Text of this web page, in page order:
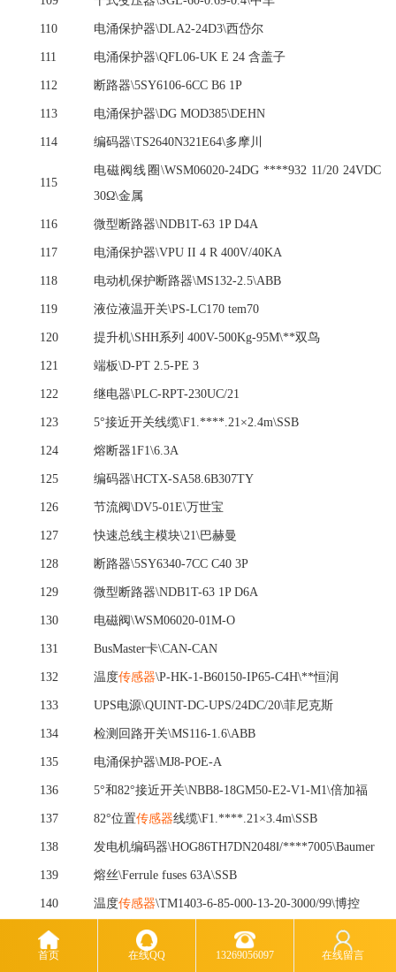
110 电涌保护器\DLA2-24D3\西岱尔
111 电涌保护器\QFL06-UK E 24 含盖子
112 断路器\5SY6106-6CC B6 1P
113 电涌保护器\DG MOD385\DEHN
114 编码器\TS2640N321E64\多摩川
115
电磁阀线圈 \WSM06020-24DG ****932 11/20 24VDC
30Ω\金属
116 微型断路器\NDB1T-63 1P D4A
117 电涌保护器\VPU II 4 R 400V/40KA
118 电动机保护断路器\MS132-2.5\ABB
119 液位液温开关\PS-LC170 tem70
120 提升机\SHH系列 400V-500Kg-95M\**双鸟
121 端板\D-PT 2.5-PE 3
122 继电器\PLC-RPT-230UC/21
123 5°接近开关线缆\F1.****.21×2.4m\SSB
124 熔断器1F1\6.3A
125 编码器\HCTX-SA58.6B307TY
126 节流阀\DV5-01E\万世宝
127 快速总线主模块\21\巴赫曼
128 断路器\5SY6340-7CC C40 3P
129 微型断路器\NDB1T-63 1P D6A
130 电磁阀\WSM06020-01M-O
131 BusMaster卡\CAN-CAN
132 温度传感器\P-HK-1-B60150-IP65-C4H\**恒润
133 UPS电源\QUINT-DC-UPS/24DC/20\菲尼克斯
134 检测回路开关\MS116-1.6\ABB
135 电涌保护器\MJ8-POE-A
136 5°和82°接近开关\NBB8-18GM50-E2-V1-M1\倍加福
137 82°位置传感器线缆\F1.****.21×3.4m\SSB
138 发电机编码器\HOG86TH7DN2048Ⅰ/****7005\Baumer
139 熔丝\Ferrule fuses 63A\SSB
140 温度传感器\TM1403-6-85-000-13-20-3000/99\博控
141 \-40A-3PF AC230V 无触点
142 蓄能器\FDC250-0.7
首页 在线QQ 13269056097 在线留言